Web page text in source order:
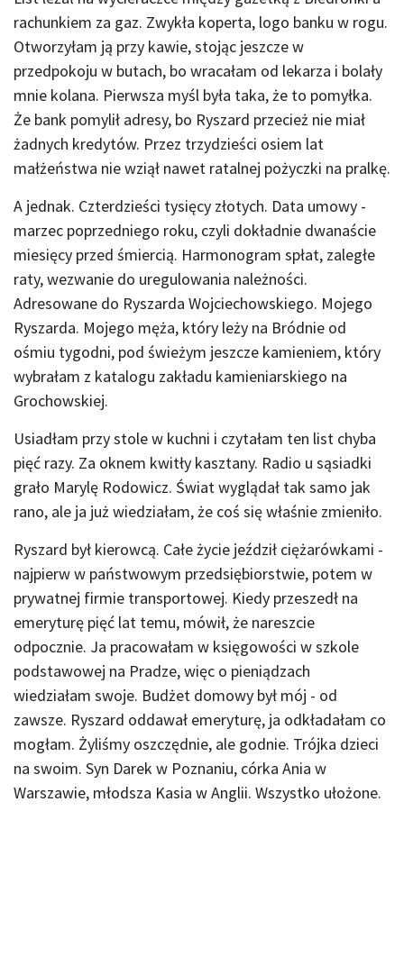
rachunkiem za gaz. Zwykła koperta, logo banku w rogu.
Otworzyłam ją przy kawie, stojąc jeszcze w
przedpokoju w butach, bo wracałam od lekarza i bolały
mnie kolana. Pierwsza myśl była taka, że to pomyłka.
Że bank pomylił adresy, bo Ryszard przecież nie miał
żadnych kredytów. Przez trzydzieści osiem lat
małżeństwa nie wziął nawet ratalnej pożyczki na pralkę.
A jednak. Czterdzieści tysięcy złotych. Data umowy -
marzec poprzedniego roku, czyli dokładnie dwanaście
miesięcy przed śmiercią. Harmonogram spłat, zaległe
raty, wezwanie do uregulowania należności.
Adresowane do Ryszarda Wojciechowskiego. Mojego
Ryszarda. Mojego męża, który leży na Bródnie od
ośmiu tygodni, pod świeżym jeszcze kamieniem, który
wybrałam z katalogu zakładu kamieniarskiego na
Grochowskiej.
Usiadłam przy stole w kuchni i czytałam ten list chyba
pięć razy. Za oknem kwitły kasztany. Radio u sąsiadki
grało Marylę Rodowicz. Świat wyglądał tak samo jak
rano, ale ja już wiedziałam, że coś się właśnie zmieniło.
Ryszard był kierowcą. Całe życie jeździł ciężarówkami -
najpierw w państwowym przedsiębiorstwie, potem w
prywatnej firmie transportowej. Kiedy przeszedł na
emeryturę pięć lat temu, mówił, że nareszcie
odpocznie. Ja pracowałam w księgowości w szkole
podstawowej na Pradze, więc o pieniądzach
wiedziałam swoje. Budżet domowy był mój - od
zawsze. Ryszard oddawał emeryturę, ja odkładałam co
mogłam. Żyliśmy oszczędnie, ale godnie. Trójka dzieci
na swoim. Syn Darek w Poznaniu, córka Ania w
Warszawie, młodsza Kasia w Anglii. Wszystko ułożone.